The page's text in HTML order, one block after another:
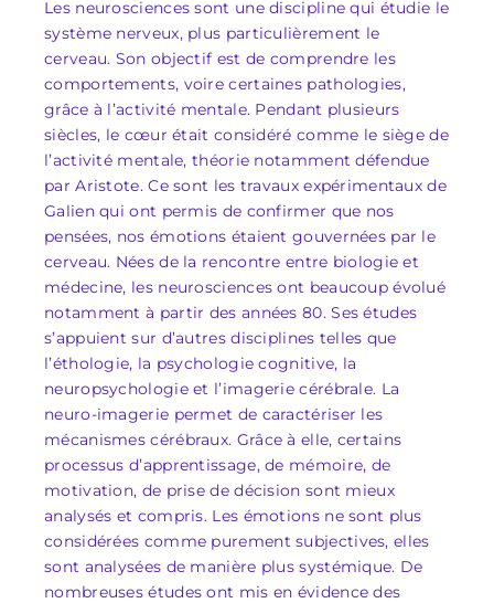
Les neurosciences sont une discipline qui étudie le
système nerveux, plus particulièrement le
cerveau. Son objectif est de comprendre les
comportements, voire certaines pathologies,
grâce à l’activité mentale. Pendant plusieurs
siècles, le cœur était considéré comme le siège de
l’activité mentale, théorie notamment défendue
par Aristote. Ce sont les travaux expérimentaux de
Galien qui ont permis de confirmer que nos
pensées, nos émotions étaient gouvernées par le
cerveau. Nées de la rencontre entre biologie et
médecine, les neurosciences ont beaucoup évolué
notamment à partir des années 80. Ses études
s’appuient sur d’autres disciplines telles que
l’éthologie, la psychologie cognitive, la
neuropsychologie et l’imagerie cérébrale. La
neuro-imagerie permet de caractériser les
mécanismes cérébraux. Grâce à elle, certains
processus d’apprentissage, de mémoire, de
motivation, de prise de décision sont mieux
analysés et compris. Les émotions ne sont plus
considérées comme purement subjectives, elles
sont analysées de manière plus systémique. De
nombreuses études ont mis en évidence des